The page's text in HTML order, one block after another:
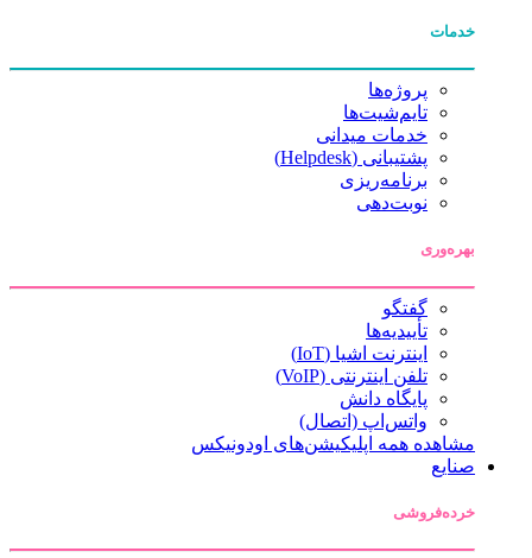
خدمات
پروژه‌ها
تایم‌شیت‌ها
خدمات میدانی
پشتیبانی (Helpdesk)
برنامه‌ریزی
نوبت‌دهی
بهره‌وری
گفتگو
تأییدیه‌ها
اینترنت اشیا (IoT)
تلفن اینترنتی (VoIP)
پایگاه دانش
واتس‌اپ (اتصال)
مشاهده همه اپلیکیشن‌های اودونیکس
صنایع
خرده‌فروشی